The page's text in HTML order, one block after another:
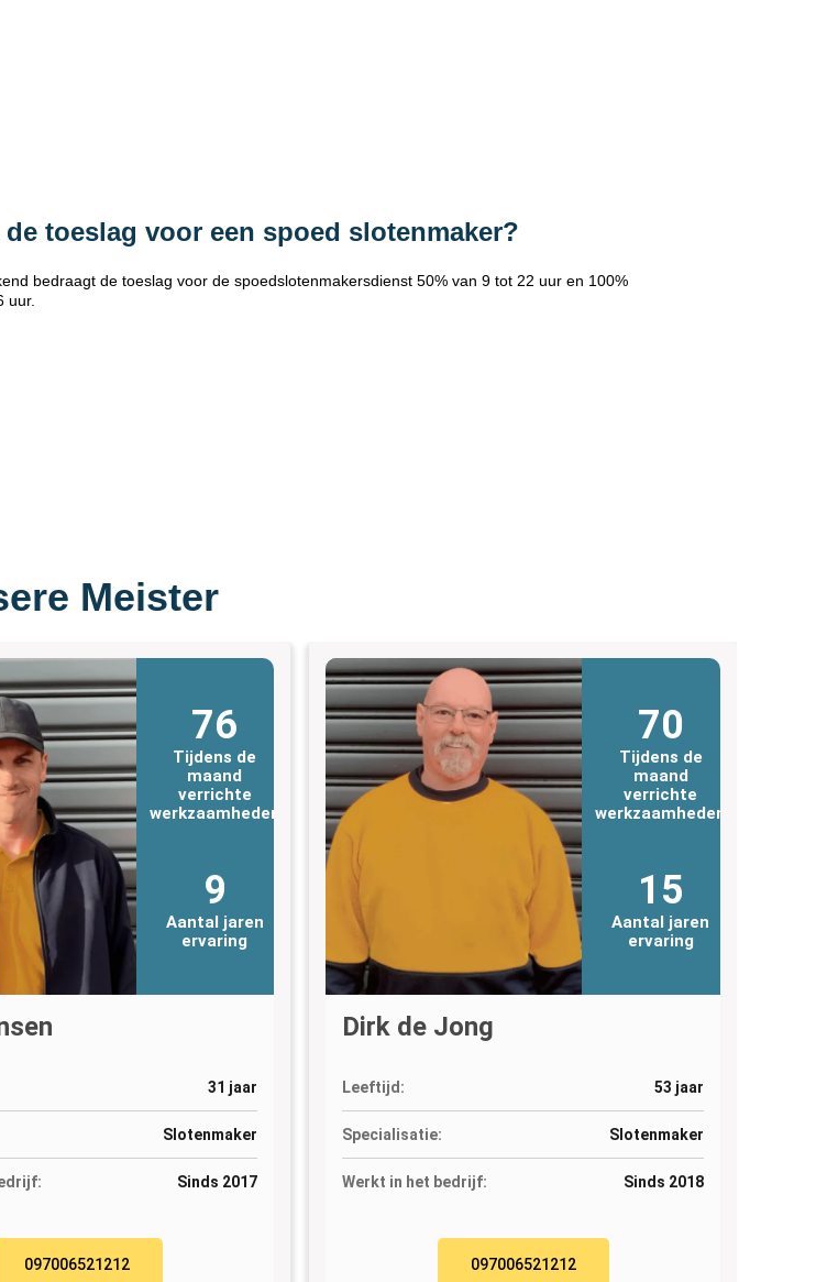
de toeslag voor een spoed slotenmaker?
bedraagt de toeslag voor de spoedslotenmakersdienst 50% van 9 tot 22 uur en 100%
uur.
Meister
76
Tijdens de
maand
verrichte
werkzaamheden
9
Aantal jaren
ervaring
31 jaar
Slotenmaker
Sinds 2017
097006521212
70
Tijdens de
maand
verrichte
werkzaamheden
15
Aantal jaren
ervaring
Dirk de Jong
Leeftijd: 53 jaar
Specialisatie: Slotenmaker
Werkt in het bedrijf: Sinds 2018
097006521212